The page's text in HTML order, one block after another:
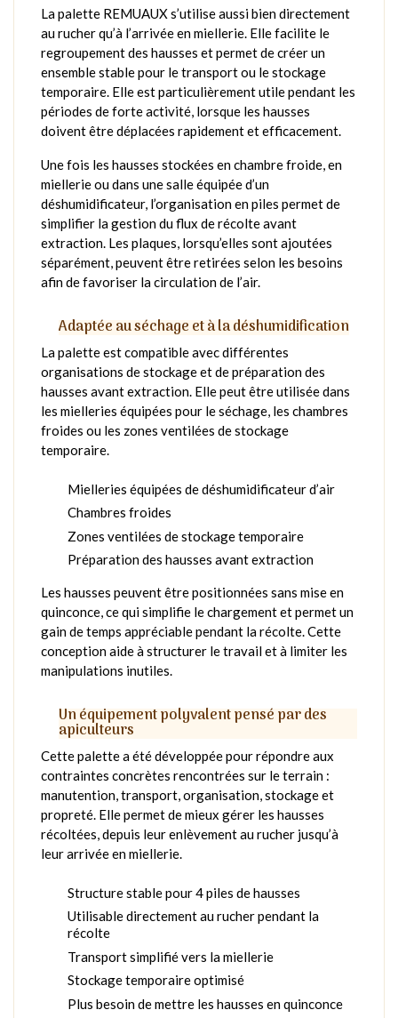
La palette REMUAUX s’utilise aussi bien directement
au rucher qu’à l’arrivée en miellerie. Elle facilite le
regroupement des hausses et permet de créer un
ensemble stable pour le transport ou le stockage
temporaire. Elle est particulièrement utile pendant les
périodes de forte activité, lorsque les hausses
doivent être déplacées rapidement et efficacement.
Une fois les hausses stockées en chambre froide, en
miellerie ou dans une salle équipée d’un
déshumidificateur, l’organisation en piles permet de
simplifier la gestion du flux de récolte avant
extraction. Les plaques, lorsqu’elles sont ajoutées
séparément, peuvent être retirées selon les besoins
afin de favoriser la circulation de l’air.
Adaptée au séchage et à la déshumidification
La palette est compatible avec différentes
organisations de stockage et de préparation des
hausses avant extraction. Elle peut être utilisée dans
les mielleries équipées pour le séchage, les chambres
froides ou les zones ventilées de stockage
temporaire.
Mielleries équipées de déshumidificateur d’air
Chambres froides
Zones ventilées de stockage temporaire
Préparation des hausses avant extraction
Les hausses peuvent être positionnées sans mise en
quinconce, ce qui simplifie le chargement et permet un
gain de temps appréciable pendant la récolte. Cette
conception aide à structurer le travail et à limiter les
manipulations inutiles.
Un équipement polyvalent pensé par des
apiculteurs
Cette palette a été développée pour répondre aux
contraintes concrètes rencontrées sur le terrain :
manutention, transport, organisation, stockage et
propreté. Elle permet de mieux gérer les hausses
récoltées, depuis leur enlèvement au rucher jusqu’à
leur arrivée en miellerie.
Structure stable pour 4 piles de hausses
Utilisable directement au rucher pendant la
récolte
Transport simplifié vers la miellerie
Stockage temporaire optimisé
Plus besoin de mettre les hausses en quinconce